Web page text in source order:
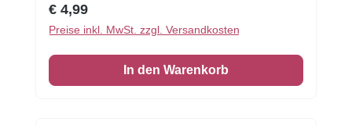
Unsere Ausstechformen eignen sich nicht nur
hervorragend zum Plätzchen backen. Sie
können auch für Brot, Butter, Käse, Wurst,
Obst & Gemüse genutzt werden. Werten Sie
Regulärer Preis:
€ 4,99
Preise inkl. MwSt. zzgl. Versandkosten
In den Warenkorb